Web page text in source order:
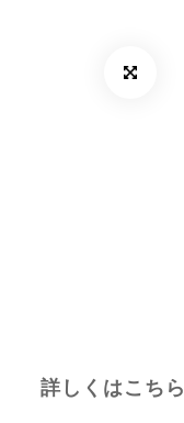
詳しくはこちら